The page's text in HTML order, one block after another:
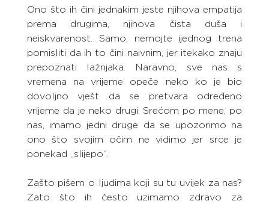
Ono što ih čini jednakim jeste njihova empatija
prema drugima, njihova čista duša i
neiskvarenost. Samo, nemojte ijednog trena
pomisliti da ih to čini naivnim, jer itekako znaju
prepoznati lažnjaka. Naravno, sve nas s
vremena na vrijeme opeče neko ko je bio
dovoljno vješt da se pretvara određeno
vrijeme da je neko drugi. Srećom po mene, po
nas, imamo jedni druge da se upozorimo na
ono što svojim očim ne vidimo jer srce je
ponekad „slijepo“.
Zašto pišem o ljudima koji su tu uvijek za nas?
Zato što ih često uzimamo zdravo za